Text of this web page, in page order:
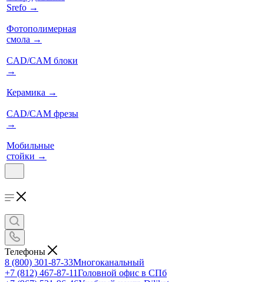
Srefo →
Фотополимерная
смола →
CAD/CAM блоки
→
Керамика →
CAD/CAM фрезы
→
Мобильные
стойки →
Телефоны
8 (800) 301-87-33Многоканальный
+7 (812) 467-87-11Головной офис в СПб